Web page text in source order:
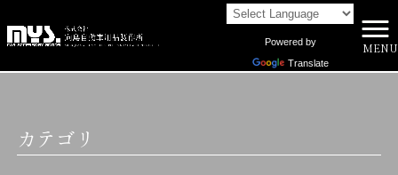
Powered by
Translate
MENU
SC2 | 株式会社向島自動車用品製作所
カテゴリ